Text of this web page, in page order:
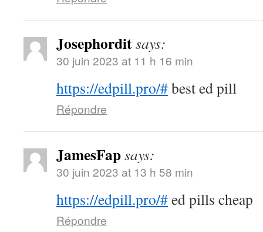
Josephorditsays:
30 juin 2023 at 11 h 16 min
https://edpill.pro/#best ed pill
Répondre
JamesFapsays:
30 juin 2023 at 13 h 58 min
https://edpill.pro/#ed pills cheap
Répondre